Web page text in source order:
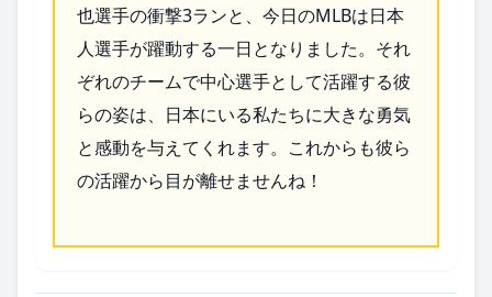
也選手の衝撃3ランと、今日のMLBは日本
人選手が躍動する一日となりました。それ
ぞれのチームで中心選手として活躍する彼
らの姿は、日本にいる私たちに大きな勇気
と感動を与えてくれます。これからも彼ら
の活躍から目が離せませんね！